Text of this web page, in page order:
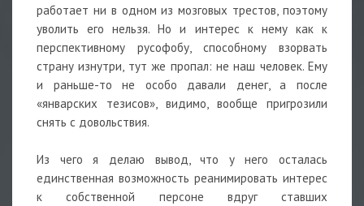
работает ни в одном из мозговых трестов, поэтому
уволить его нельзя. Но и интерес к нему как к
перспективному русофобу, способному взорвать
страну изнутри, тут же пропал: не наш человек. Ему
и раньше-то не особо давали денег, а после
«январских тезисов», видимо, вообще пригрозили
снять с довольствия.
Из чего я делаю вывод, что у него осталась
единственная возможность реанимировать интерес
к собственной персоне вдруг ставших